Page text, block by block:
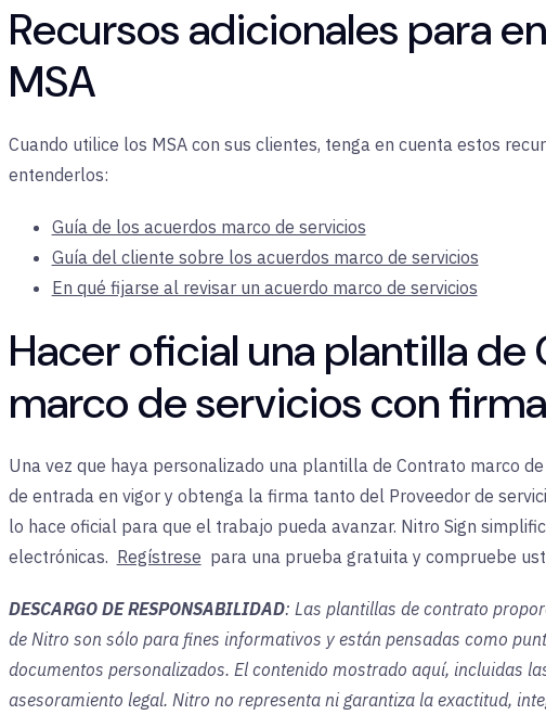
Recursos adicionales para
MSA
Cuando utilice los MSA con sus clientes, tenga en cuenta estos
entenderlos:
Guía de los acuerdos marco de servicios
Guía del cliente sobre los acuerdos marco de servicios
En qué fijarse al revisar un acuerdo marco de servicios
Hacer oficial una plantilla
marco de servicios con
Una vez que haya personalizado una plantilla de Contrato marco
de entrada en vigor y obtenga la firma tanto del Proveedor de
lo hace oficial para que el trabajo pueda avanzar. Nitro Sign
electrónicas. Regístrese para una prueba gratuita y compruebe
DESCARGO DE RESPONSABILIDAD: Las plantillas de contrato
de Nitro son sólo para fines informativos y están pensadas como
documentos personalizados. El contenido mostrado aquí, incluidas
asesoramiento legal. Nitro no representa ni garantiza la exactitud,